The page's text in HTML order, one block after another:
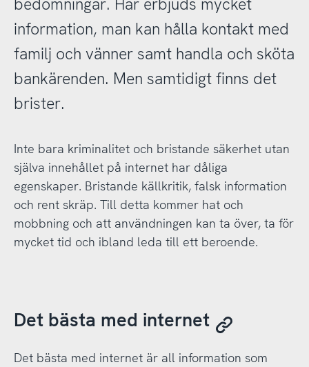
bedömningar. Här erbjuds mycket
information, man kan hålla kontakt med
familj och vänner samt handla och sköta
bankärenden. Men samtidigt finns det
brister.
Inte bara kriminalitet och bristande säkerhet utan
själva innehållet på internet har dåliga
egenskaper. Bristande källkritik, falsk information
och rent skräp. Till detta kommer hat och
mobbning och att användningen kan ta över, ta för
mycket tid och ibland leda till ett beroende.
Det bästa med internet
Det bästa med internet är all information som